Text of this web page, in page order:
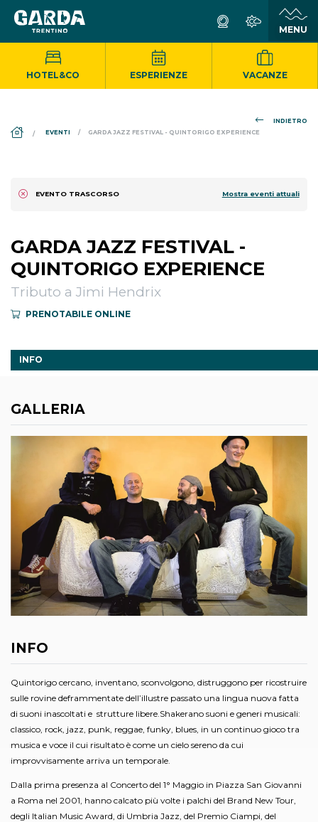
HOTEL&CO ESPERIENZE VACANZE
INDIETRO
DS_BREADCRUMB.HOME
EVENTI GARDA JAZZ FESTIVAL - QUINTORIGO EXPERIENCE
EVENTO TRASCORSO Mostra eventi attuali
GARDA JAZZ FESTIVAL -
QUINTORIGO EXPERIENCE
Tributo a Jimi Hendrix
PRENOTABILE ONLINE
INFO
GALLERIA
INFO
Quintorigo cercano, inventano, sconvolgono, distruggono per ricostruire
sulle rovine deframmentate dell’illustre passato una lingua nuova fatta
di suoni inascoltati e strutture libere.Shakerano suoni e generi musicali:
classico, rock, jazz, punk, reggae, funky, blues, in un continuo gioco tra
musica e voce il cui risultato è come un cielo sereno da cui
improvvisamente arriva un temporale.
Dalla prima presenza al Concerto del 1° Maggio in Piazza San Giovanni
a Roma nel 2001, hanno calcato più volte i palchi del Brand New Tour,
degli Italian Music Award, di Umbria Jazz, del Premio Ciampi, del